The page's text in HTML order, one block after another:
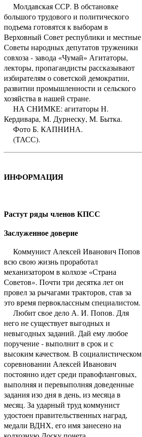
Молдавская ССР. В обстановке
большого трудового и политического
подъема готовятся к выборам в
Верховный Совет республики и местные
Советы народных депутатов труженики
совхоза - завода «Чумай» Агитаторы,
лекторы, пропагандисты рассказывают
избирателям о советской демократии,
развитии промышленности и сельского
хозяйства в нашей стране.
НА СНИМКЕ: агитаторы Н.
Кердивара, М. Дурнеску, М. Бытка.
Фото Б. КАПНИНА.
(ТАСС).
ИНФОРМАЦИЯ
Растут ряды членов КПСС
Заслуженное доверие
Коммунист Алексей Иванович Попов
всю свою жизнь проработал
механизатором в колхозе «Страна
Советов». Почти три десятка лет он
провел за рычагами тракторов, став за
это время первоклассным специалистом.
Любит свое дело А. И. Попов. Для
него не существует выгодных и
невыгодных заданий. Дай ему любое
поручение - выполнит в срок и с
высоким качеством. В социалистическом
соревновании Алексей Иванович
постоянно идет среди правофланговых,
выполняя и перевыполняя доведенные
задания изо дня в день, из месяца в
месяц. За ударный труд коммунист
удостоен правительственных наград,
медали ВДНХ, его имя занесено на